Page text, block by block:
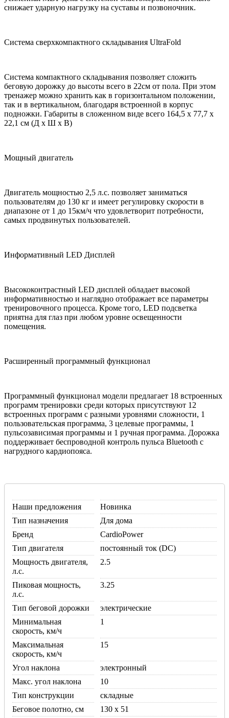
снижает ударную нагрузку на суставы и позвоночник.
Система сверхкомпактного складывания UltraFold
Система компактного складывания позволяет сложить
беговую дорожку до высоты всего в 22см от пола. При этом
тренажер можно хранить как в горизонтальном положении,
так и в вертикальном, благодаря встроенной в корпус
подножки. Габариты в сложенном виде всего 164,5 х 77,7 х
22,1 см (Д х Ш х В)
Мощный двигатель
Двигатель мощностью 2,5 л.с. позволяет заниматься
пользователям до 130 кг и имеет регулировку скорости в
диапазоне от 1 до 15км/ч что удовлетворит потребности,
самых продвинутых пользователей.
Информативный LED Дисплей
Высококонтрастный LED дисплей обладает высокой
информативностью и наглядно отображает все параметры
тренировочного процесса. Кроме того, LED подсветка
приятна для глаз при любом уровне освещенности
помещения.
Расширенный программный функционал
Программный функционал модели предлагает 18 встроенных
программ тренировки среди которых присутствуют 12
встроенных программ с разными уровнями сложности, 1
пользовательская программа, 3 целевые программы, 1
пульсозависимая программы и 1 ручная программа. Дорожка
поддерживает беспроводной контроль пульса Bluetooth с
нагрудного кардиопояса.
Наши предложения
Новинка
Тип назначения
Для дома
Бренд
CardioPower
Тип двигателя
постоянный ток (DC)
Мощность двигателя,
л.с.
2.5
Пиковая мощность,
л.с.
3.25
Тип беговой дорожки
электрические
Минимальная
скорость, км/ч
1
Максимальная
скорость, км/ч
15
Угол наклона
электронный
Макс. угол наклона
10
Тип конструкции
складные
Беговое полотно, см
130 x 51